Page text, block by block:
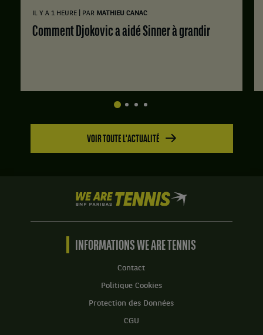
IL Y A 1 HEURE PAR MATHIEU CANAC
Comment Djokovic a aidé Sinner à grandir
VOIR TOUTE L'ACTUALITÉ
We
are
Tennis
BNP
Accueil
INFORMATIONS WE ARE TENNIS
Contact
Politique Cookies
Protection des Données
CGU